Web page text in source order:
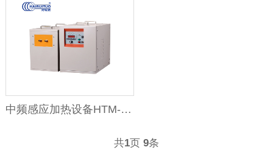
中频感应加热设备HTM-25AB / 2
共1页 9条